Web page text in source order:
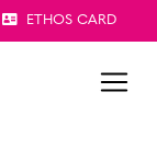
ETHOS CARD